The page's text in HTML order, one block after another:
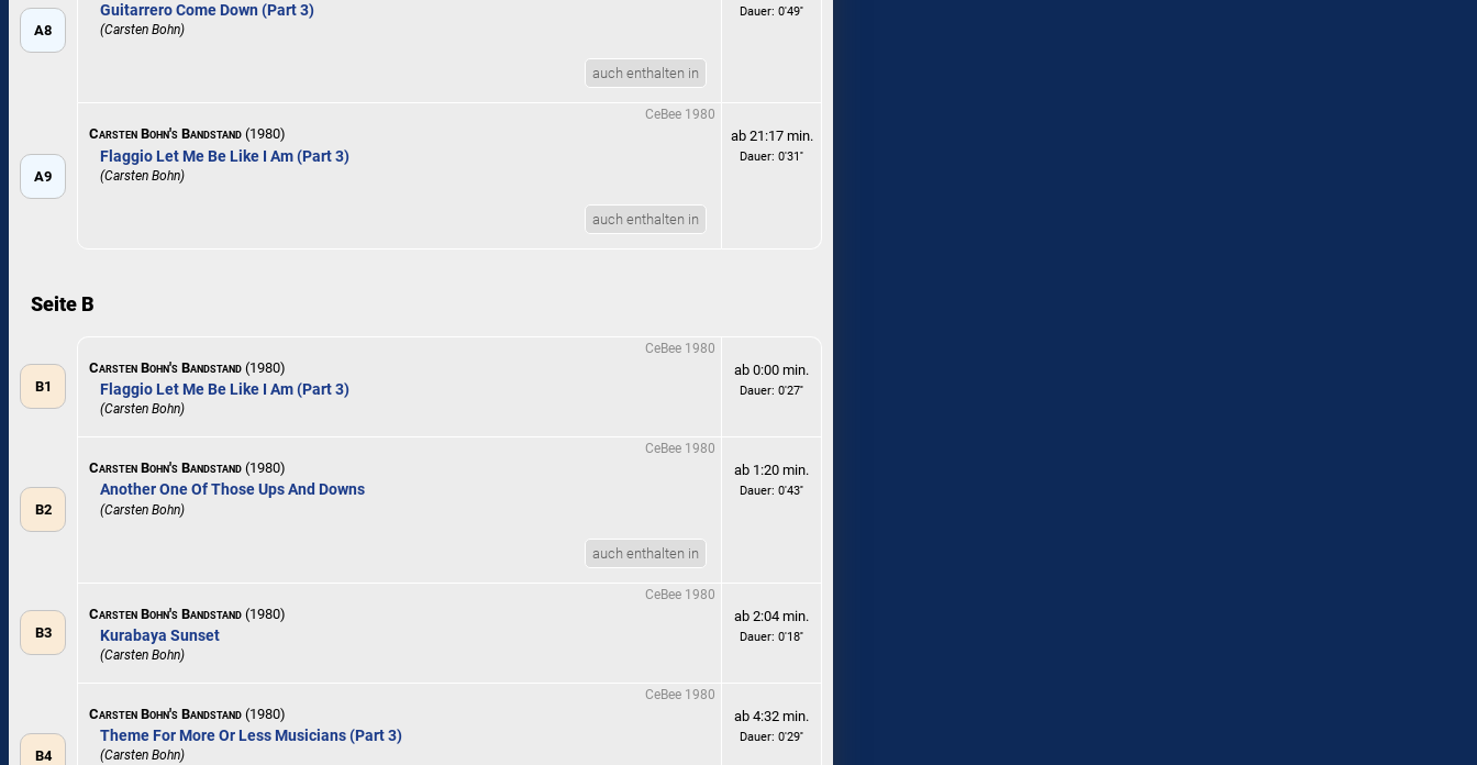
A8
Guitarrero Come Down (Part 3)
(Carsten Bohn)
auch enthalten in
Dauer: 0'49''
A9
CeBee 1980
Carsten Bohn's Bandstand (1980)
Flaggio Let Me Be Like I Am (Part 3)
(Carsten Bohn)
auch enthalten in
ab 21:17 min.
Dauer: 0'31''
Seite B
B1
CeBee 1980
Carsten Bohn's Bandstand (1980)
Flaggio Let Me Be Like I Am (Part 3)
(Carsten Bohn)
ab 0:00 min.
Dauer: 0'27''
B2
CeBee 1980
Carsten Bohn's Bandstand (1980)
Another One Of Those Ups And Downs
(Carsten Bohn)
auch enthalten in
ab 1:20 min.
Dauer: 0'43''
B3
CeBee 1980
Carsten Bohn's Bandstand (1980)
Kurabaya Sunset
(Carsten Bohn)
ab 2:04 min.
Dauer: 0'18''
B4
CeBee 1980
Carsten Bohn's Bandstand (1980)
Theme For More Or Less Musicians (Part 3)
(Carsten Bohn)
ab 4:32 min.
Dauer: 0'29''